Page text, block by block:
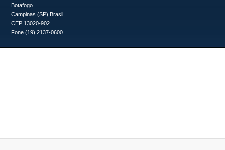
Botafogo
Campinas (SP) Brasil
CEP 13020-902
Fone (19) 2137-0600